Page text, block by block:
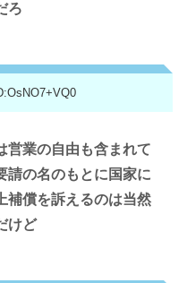
ろ
営業の自由も含まれて
請の名のもとに国家に
補償を訴えるのは当然
けど